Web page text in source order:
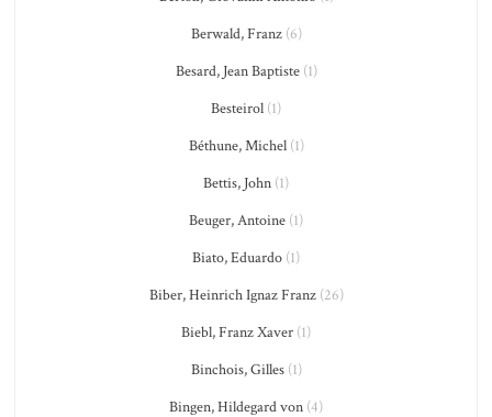
Berwald, Franz(6)
Besard, Jean Baptiste(1)
Besteirol (1)
Béthune, Michel(1)
Bettis, John (1)
Beuger, Antoine (1)
Biato, Eduardo (1)
Biber, Heinrich Ignaz Franz(26)
Biebl, Franz Xaver (1)
Binchois, Gilles(1)
Bingen, Hildegard von (4)